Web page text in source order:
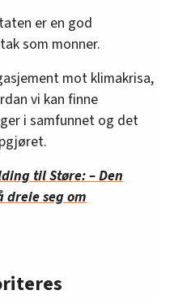
er en god
som monner.
mot klimakrisa,
vi kan finne
i samfunnet og det
til Støre: – Den
seg om